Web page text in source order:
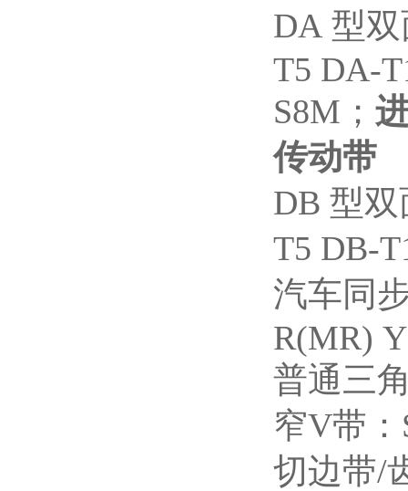
DA 型
T5 DA-
S8M ；
传动带
DB 型双
T5 DB-
汽车同
R(MR)
普通三
窄V带：
切边带/